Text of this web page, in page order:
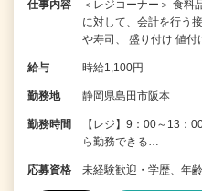
仕事内容
＜レジコーナー＞ 食料
に対して、会計を行う
や寿司、 盛り付け 値
給与 時給1,100円
勤務地 静岡県島田市阪本
勤務時間
【レジ】9：00～13：
ら勤務できる…
応募資格 未経験歓迎・学歴、年